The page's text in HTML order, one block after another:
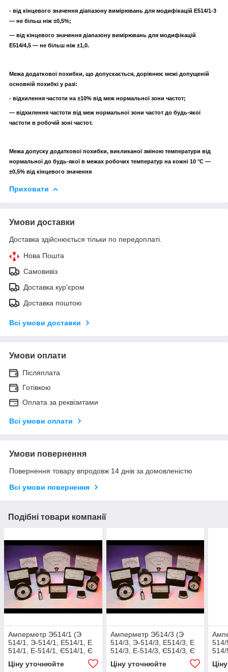
- від кінцевого значення діапазону вимірювань для модифікацій Е514/1-3
— не більш ніж ±0,5%;
— від кінцевого значення діапазону вимірювань для модифікацій
Е514/4,5 — не більш ніж ±1,0.
Межа додаткової похибки, що допускається, дорівнює межі допущеній
основній похибкі у разі:
- відхилення частоти на ±10% від меж нормальної зони частот;
— відхилення частоти від меж нормальної зони частот до будь-якої
частоти в робочій зоні частот.
Межа допуску додаткової похибки, викликаної зміною температури від
нормальної до будь-якої в межах робочих температур на кожні 10 °C —
±0,5% від кінцевого значення
Приховати
Умови доставки
Доставка здійснюється тільки по передоплаті.
Нова Пошта
Самовивіз
Доставка кур'єром
Доставка поштою
Всі умови доставки
Умови оплати
Післяплата
Готівкою
Оплата за реквізитами
Всі умови оплати
Умови повернення
Повернення товару впродовж 14 днів за домовленістю
Всі умови повернення
Подібні товари компанії
Амперметр Э514/1 (Э
514/1, Э-514/1, Е514/1, Е
514/1, Е-514/1, Є514/1, Є
514/1, Є-514/1, e514/1, e
514/1, e-514
Ціну уточнюйте
Амперметр Э514/3 (Э
514/3, Э-514/3, Е514/3, Е
514/3, Е-514/3, Є514/3, Є
514/3, Є-514/3, e514/3, e
514/3, e-
Ціну уточнюйте